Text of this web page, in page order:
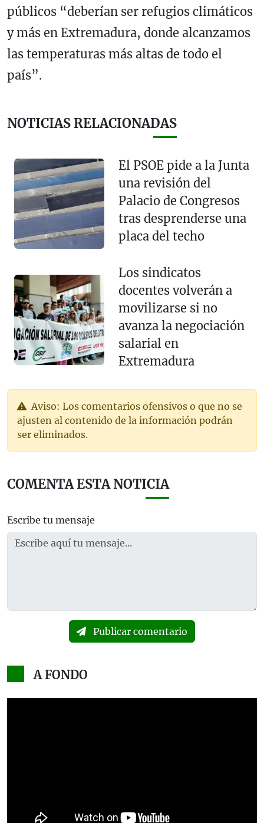
públicos “deberían ser refugios climáticos
y más en Extremadura, donde alcanzamos
las temperaturas más altas de todo el
país”.
NOTICIAS RELACIONADAS
El PSOE pide a la Junta
una revisión del
Palacio de Congresos
tras desprenderse una
placa del techo
Los sindicatos
docentes volverán a
movilizarse si no
avanza la negociación
salarial en
Extremadura
Aviso: Los comentarios ofensivos o que no se
ajusten al contenido de la información podrán
ser eliminados.
COMENTA ESTA NOTICIA
Escribe tu mensaje
Publicar comentario
A FONDO